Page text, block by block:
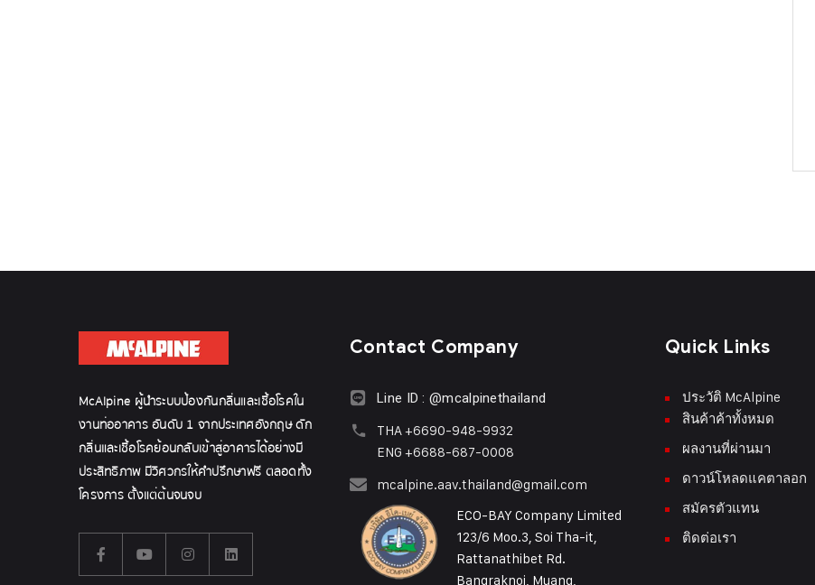
McAlpine ผู้นำระบบป้องกันกลิ่นและเชื้อโรคใน
งานท่ออาคาร อันดับ 1 จากประเทศอังกฤษ ดัก
กลิ่นและเชื้อโรคย้อนกลับเข้าสู่อาคารได้อย่างมี
ประสิทธิภาพ มีวิศวกรให้คำปรึกษาฟรี ตลอดทั้ง
โครงการ ตั้งแต่ต้นจนจบ
Contact Company
Line ID : @mcalpinethailand
THA +6690-948-9932
ENG +6688-687-0008
mcalpine.aav.thailand@gmail.com
ECO-BAY Company Limited
123/6 Moo.3, Soi Tha-it,
Rattanathibet Rd.
Bangraknoi, Muang,
Quick Links
ประวัติ McAlpine
สินค้าค้าทั้งหมด
ผลงานที่ผ่านมา
ดาวน์โหลดแคตาลอก
สมัครตัวแทน
ติดต่อเรา